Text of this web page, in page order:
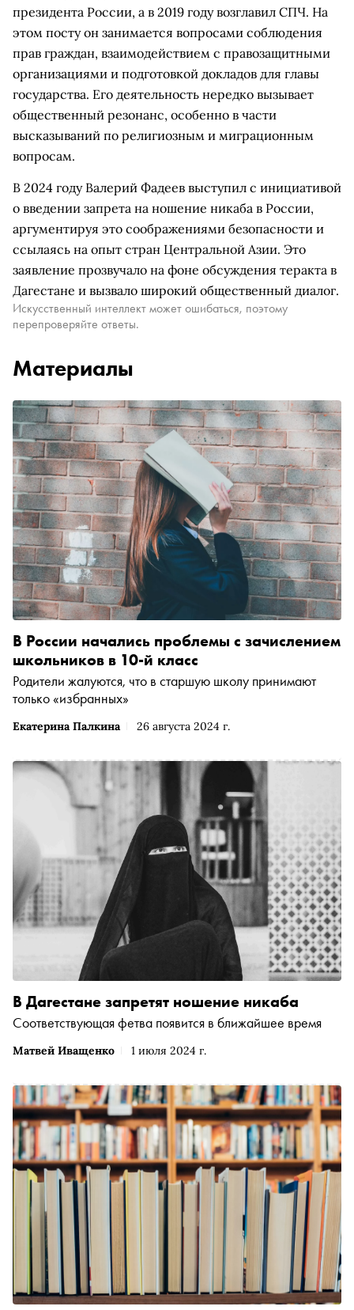
президента России, а в 2019 году возглавил СПЧ. На
этом посту он занимается вопросами соблюдения
прав граждан, взаимодействием с правозащитными
организациями и подготовкой докладов для главы
государства. Его деятельность нередко вызывает
общественный резонанс, особенно в части
высказываний по религиозным и миграционным
вопросам.
В 2024 году Валерий Фадеев выступил с инициативой
о введении запрета на ношение никаба в России,
аргументируя это соображениями безопасности и
ссылаясь на опыт стран Центральной Азии. Это
заявление прозвучало на фоне обсуждения теракта в
Дагестане и вызвало широкий общественный диалог.
Искусственный интеллект может ошибаться, поэтому
перепроверяйте ответы.
Материалы
Екатерина Палкина 26 августа 2024 г.
В России начались проблемы с зачислением
школьников в 10-й класс
Родители жалуются, что в старшую школу принимают
только «избранных»
Матвей Иващенко 1 июля 2024 г.
В Дагестане запретят ношение никаба
Соответствующая фетва появится в ближайшее время